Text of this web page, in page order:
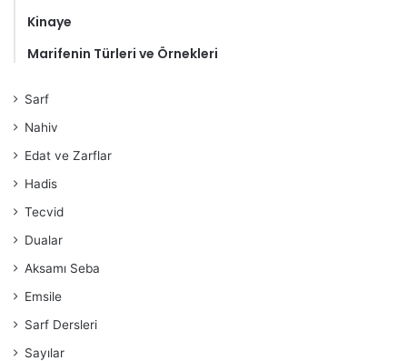
Kinaye
Marifenin Türleri ve Örnekleri
Sarf
Nahiv
Edat ve Zarflar
Hadis
Tecvid
Dualar
Aksamı Seba
Emsile
Sarf Dersleri
Sayılar